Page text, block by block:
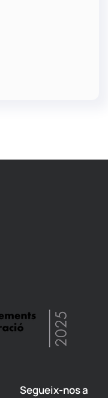
Segueix-nos a